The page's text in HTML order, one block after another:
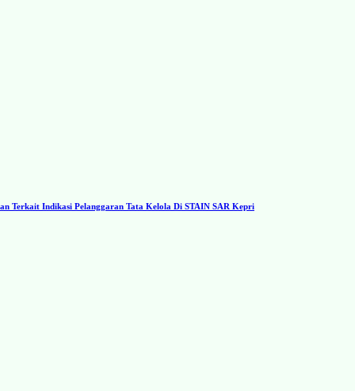
Terkait Indikasi Pelanggaran Tata Kelola Di STAIN SAR Kepri